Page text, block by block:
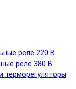
реле 220 В
реле 380 В
терморегуляторы